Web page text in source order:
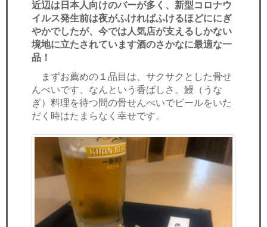
近辺は日本人向けのバーが多く、新型コロナウ
イルス発生前は夜がふければふけるほどににぎ
やかでしたが、今では人気店が支えるしかない
境地に立たされています酒のさかなに最適な一
品！
まずお薦めの１品目は、サクサクとした骨せ
んべいです、なんという香ばしさ。鰻（うな
ぎ）料理を待つ間の骨せんべいでビールをいた
だく時はたまらなく幸せです。